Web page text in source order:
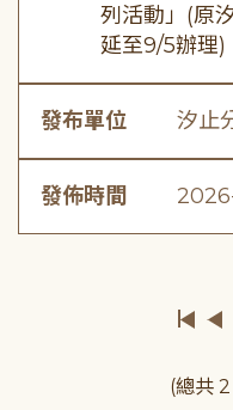
列活動」(原
延至9/5辦理)
發布單位 汐止
發佈時間
(總共